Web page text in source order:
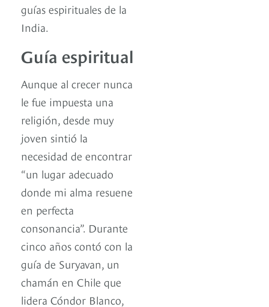
guías espirituales de la
India.
Guía espiritual
Aunque al crecer nunca
le fue impuesta una
religión, desde muy
joven sintió la
necesidad de encontrar
“un lugar adecuado
donde mi alma resuene
en perfecta
consonancia”. Durante
cinco años contó con la
guía de Suryavan, un
chamán en Chile que
lidera Cóndor Blanco,